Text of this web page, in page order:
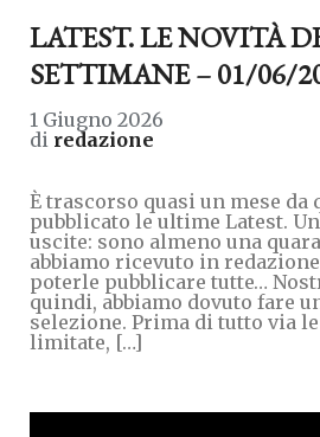
LATEST. LE NOVITÀ
SETTIMANE – 01/06/
1 Giugno 2026
di redazione
È trascorso quasi un mese da
pubblicato le ultime Latest.
uscite: sono almeno una
abbiamo ricevuto in
poterle pubblicare tutte…
quindi, abbiamo dovuto fare
selezione. Prima di tutto via
limitate, […]